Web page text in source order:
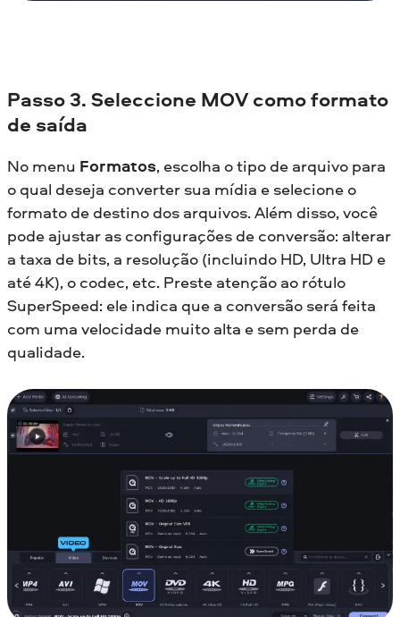
Passo 3. Seleccione MOV como formato
de saída
No menu Formatos, escolha o tipo de arquivo para
o qual deseja converter sua mídia e selecione o
formato de destino dos arquivos. Além disso, você
pode ajustar as configurações de conversão: alterar
a taxa de bits, a resolução (incluindo HD, Ultra HD e
até 4K), o codec, etc. Preste atenção ao rótulo
SuperSpeed: ele indica que a conversão será feita
com uma velocidade muito alta e sem perda de
qualidade.